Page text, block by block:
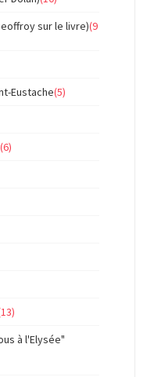
sur le livre)(9
Eustache(5)
(6)
à l'Elysée"